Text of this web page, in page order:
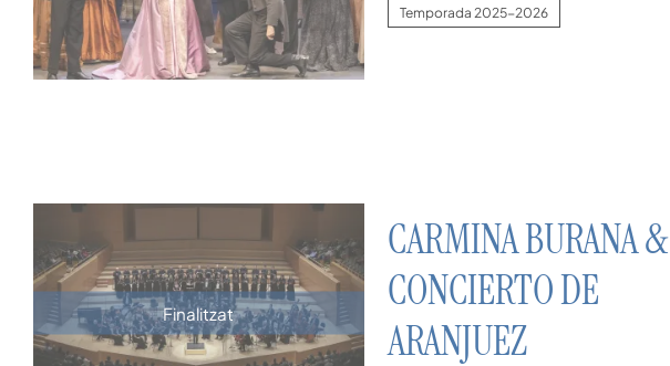
Temporada 2025-2026
Finalitzat
CARMINA BURANA &
CONCIERTO DE
ARANJUEZ